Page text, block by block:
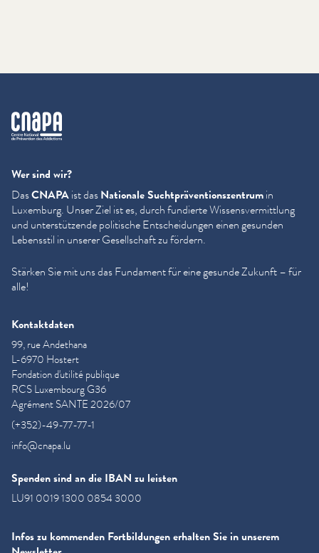
cnapa
Wer sind wir?
DasCNAPAist dasNationale Sucht­präven­tion­szen­trumin
Luxemburg. Unser Ziel ist es, durch fundierte Wis­sensver­mit­tlung
und unter­stützende politische Entschei­dun­gen einen gesunden
Lebensstil in unserer Gesellschaft zu fördern.
Stärken Sie mit uns das Fundament für eine gesunde Zukunft – für
alle!
Kontaktdaten
99, rue Andethana
L-6970 Hostert
Fondation d'utilité publique
RCS Luxembourg G36
Agrément SANTE 2026/07
(+352)-49-77-77-1
info@cnapa.lu
Spenden sind an die IBAN zu leisten
LU91 0019 1300 0854 3000
Infos zu kommenden Fortbildungen erhalten Sie in unserem